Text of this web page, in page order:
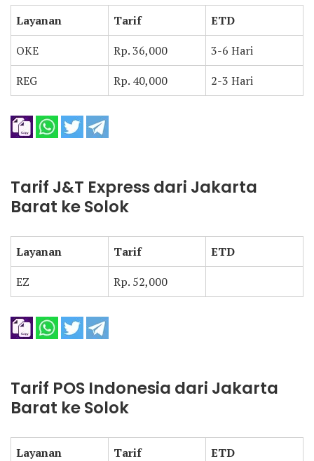
Layanan Tarif
ETD
OKE
Rp. 36,000
3-6 Hari
REG
Rp. 40,000 2-3 Hari
Tarif J&T Express dari Jakarta
Barat ke Solok
Layanan Tarif
ETD
EZ
Rp. 52,000
Tarif POS Indonesia dari Jakarta
Barat ke Solok
Layanan Tarif
ETD